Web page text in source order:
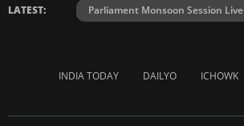
LATEST: Parliament Monsoon Session Live
INDIA TODAY DAILYO ICHOWK